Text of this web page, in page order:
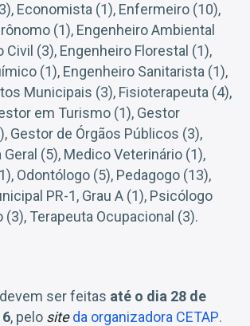
Economista (1), Enfermeiro (10),
(1), Engenheiro Ambiental
Civil (3), Engenheiro Florestal (1),
(1), Engenheiro Sanitarista (1),
Municipais (3), Fisioterapeuta (4),
em Turismo (1), Gestor
Gestor de Órgãos Públicos (3),
(5), Medico Veterinário (1),
Odontólogo (5), Pedagogo (13),
PR-1, Grau A (1), Psicólogo
(3), Terapeuta Ocupacional (3).
ser feitas até o dia 28 de
, pelo siteda organizadora CETAP.